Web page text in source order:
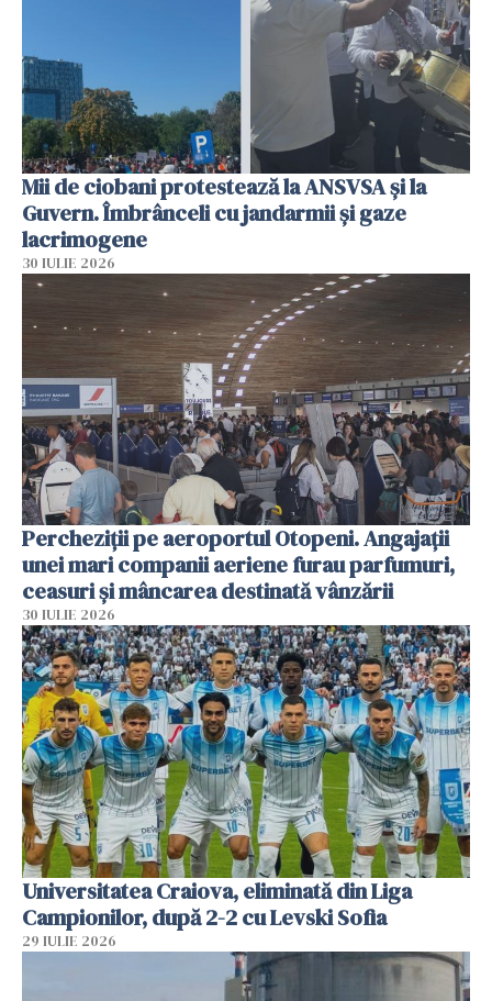
Mii de ciobani protestează la ANSVSA și la
Guvern. Îmbrânceli cu jandarmii și gaze
lacrimogene
30 IULIE 2026
Percheziții pe aeroportul Otopeni. Angajații
unei mari companii aeriene furau parfumuri,
ceasuri și mâncarea destinată vânzării
30 IULIE 2026
Universitatea Craiova, eliminată din Liga
Campionilor, după 2-2 cu Levski Sofia
29 IULIE 2026